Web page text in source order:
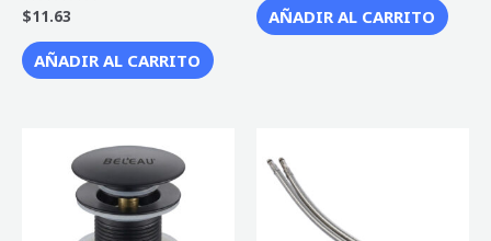
Valorado
con
de
5
$11.63
AÑADIR AL CARRITO
de
5
AÑADIR AL CARRITO